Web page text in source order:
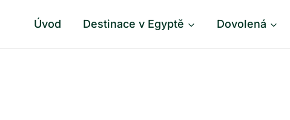
Úvod Destinace v Egyptě Dovolená